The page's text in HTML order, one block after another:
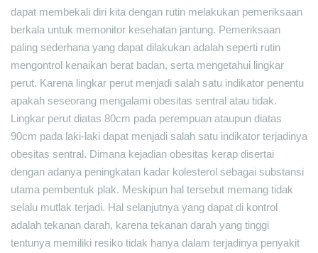
dapat membekali diri kita dengan rutin melakukan pemeriksaan
berkala untuk memonitor kesehatan jantung. Pemeriksaan
paling sederhana yang dapat dilakukan adalah seperti rutin
mengontrol kenaikan berat badan, serta mengetahui lingkar
perut. Karena lingkar perut menjadi salah satu indikator penentu
apakah seseorang mengalami obesitas sentral atau tidak.
Lingkar perut diatas 80cm pada perempuan ataupun diatas
90cm pada laki-laki dapat menjadi salah satu indikator terjadinya
obesitas sentral. Dimana kejadian obesitas kerap disertai
dengan adanya peningkatan kadar kolesterol sebagai substansi
utama pembentuk plak. Meskipun hal tersebut memang tidak
selalu mutlak terjadi. Hal selanjutnya yang dapat di kontrol
adalah tekanan darah, karena tekanan darah yang tinggi
tentunya memiliki resiko tidak hanya dalam terjadinya penyakit